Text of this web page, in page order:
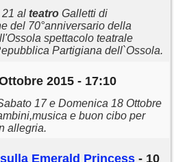
21 al teatro Galletti di
del 70°anniversario della
spettacolo teatrale
Partigiana dell`Ossola.
2015 - 17:10
17 e Domenica 18 Ottobre
e buon cibo per
allegria.
Emerald Princess - 10